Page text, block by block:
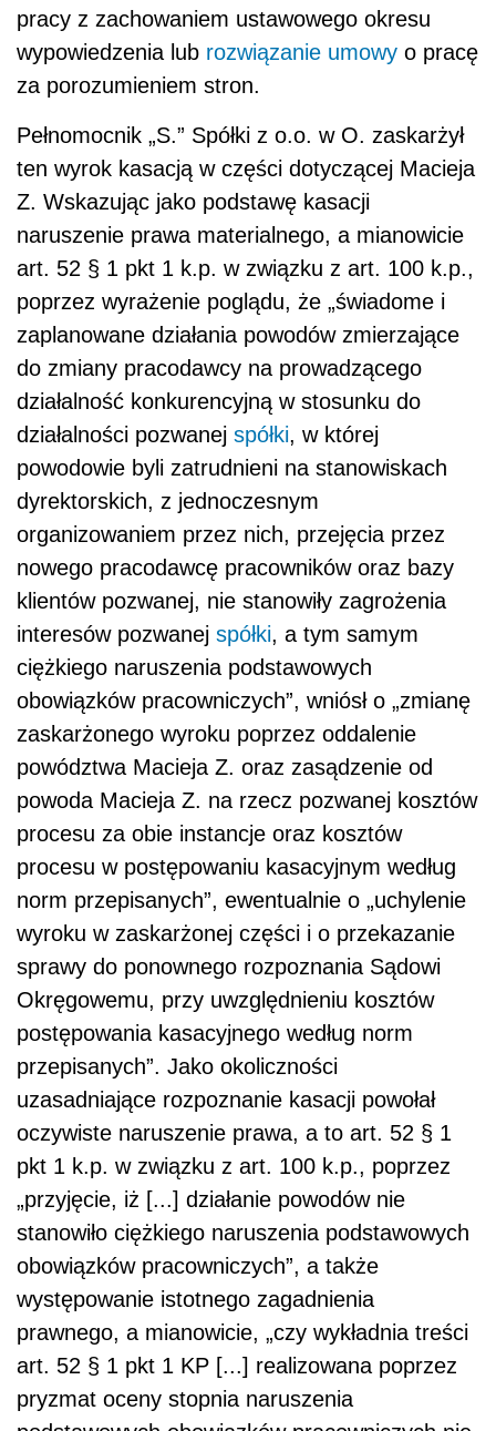
pracy z zachowaniem ustawowego okresu
wypowiedzenia lub rozwiązanie umowy o pracę
za porozumieniem stron.
Pełnomocnik „S.” Spółki z o.o. w O. zaskarżył
ten wyrok kasacją w części dotyczącej Macieja
Z. Wskazując jako podstawę kasacji
naruszenie prawa materialnego, a mianowicie
art. 52 § 1 pkt 1 k.p. w związku z art. 100 k.p.,
poprzez wyrażenie poglądu, że „świadome i
zaplanowane działania powodów zmierzające
do zmiany pracodawcy na prowadzącego
działalność konkurencyjną w stosunku do
działalności pozwanej spółki, w której
powodowie byli zatrudnieni na stanowiskach
dyrektorskich, z jednoczesnym
organizowaniem przez nich, przejęcia przez
nowego pracodawcę pracowników oraz bazy
klientów pozwanej, nie stanowiły zagrożenia
interesów pozwanej spółki, a tym samym
ciężkiego naruszenia podstawowych
obowiązków pracowniczych”, wniósł o „zmianę
zaskarżonego wyroku poprzez oddalenie
powództwa Macieja Z. oraz zasądzenie od
powoda Macieja Z. na rzecz pozwanej kosztów
procesu za obie instancje oraz kosztów
procesu w postępowaniu kasacyjnym według
norm przepisanych”, ewentualnie o „uchylenie
wyroku w zaskarżonej części i o przekazanie
sprawy do ponownego rozpoznania Sądowi
Okręgowemu, przy uwzględnieniu kosztów
postępowania kasacyjnego według norm
przepisanych”. Jako okoliczności
uzasadniające rozpoznanie kasacji powołał
oczywiste naruszenie prawa, a to art. 52 § 1
pkt 1 k.p. w związku z art. 100 k.p., poprzez
„przyjęcie, iż [...] działanie powodów nie
stanowiło ciężkiego naruszenia podstawowych
obowiązków pracowniczych”, a także
występowanie istotnego zagadnienia
prawnego, a mianowicie, „czy wykładnia treści
art. 52 § 1 pkt 1 KP [...] realizowana poprzez
pryzmat oceny stopnia naruszenia